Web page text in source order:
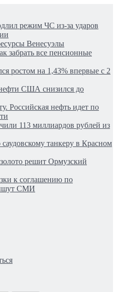
режим ЧС из-за ударов
Венесуэлы
забрать все пенсионные
ростом на 1,43% впервые с 2
США снизился до
Российская нефть идет по
113 миллиардов рублей из
танкеру в Красном
решит Ормузский
к соглашению по
СМИ